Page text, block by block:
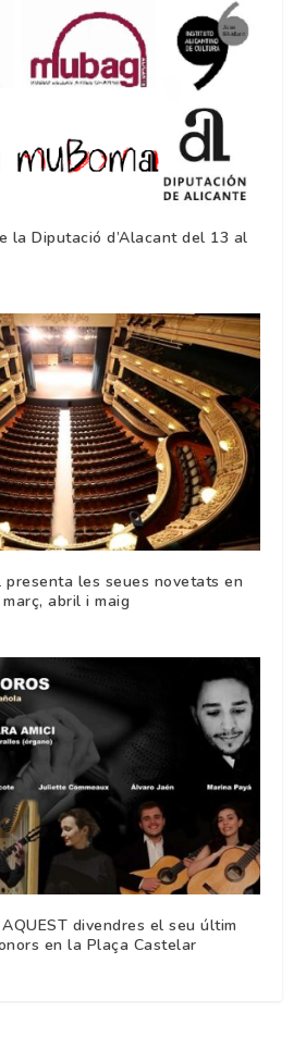
la Diputació d’Alacant del 13 al
presenta les seues novetats en
abril i maig
divendres el seu últim
en la Plaça Castelar